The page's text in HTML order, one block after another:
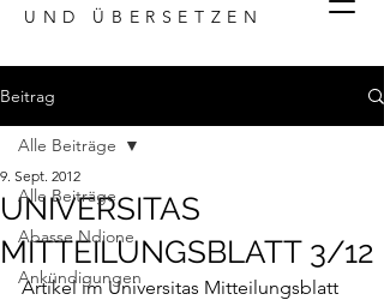
UND ÜBERSETZEN
Beitrag
Alle Beiträge
Abasse Ndione
Ankündigungen
Alle Beiträge
UNIVERSITAS
MITTEILUNGSBLATT 3/12
9. Sept. 2012
Artikel im Universitas Mitteilungsblatt